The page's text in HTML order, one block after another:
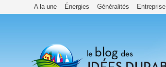
A la une Énergies Généralités Entreprise